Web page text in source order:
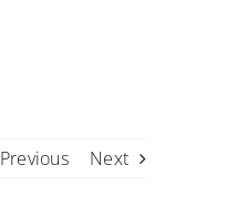
Previous Next